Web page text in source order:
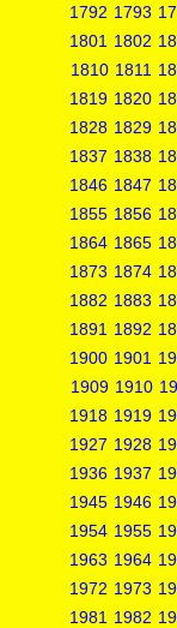
1792 1793
1801 1802
1810 1811
1819 1820
1828 1829
1837 1838
1846 1847
1855 1856
1864 1865
1873 1874
1882 1883
1891 1892
1900 1901
1909 1910
1918 1919
1927 1928
1936 1937
1945 1946
1954 1955
1963 1964
1972 1973
1981 1982